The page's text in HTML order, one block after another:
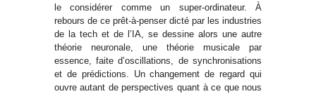
le considérer comme un super-ordinateur. À
rebours de ce prêt-à-penser dicté par les industries
de la tech et de l’IA, se dessine alors une autre
théorie neuronale, une théorie musicale par
essence, faite d’oscillations, de synchronisations
et de prédictions. Un changement de regard qui
ouvre autant de perspectives quant à ce que nous